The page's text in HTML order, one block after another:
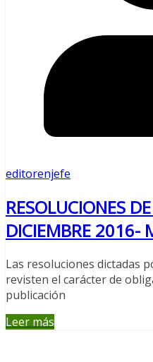
editorenjefe
RESOLUCIONES
DICIEMBRE 2016-
Las resoluciones dictadas
revisten el carácter de
publicación
Leer más